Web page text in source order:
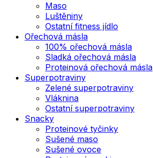
Maso
Luštěniny
Ostatní fitness jídlo
Ořechová másla
100% ořechová másla
Sladká ořechová másla
Proteinová ořechová másla
Superpotraviny
Zelené superpotraviny
Vláknina
Ostatní superpotraviny
Snacky
Proteinové tyčinky
Sušené maso
Sušené ovoce